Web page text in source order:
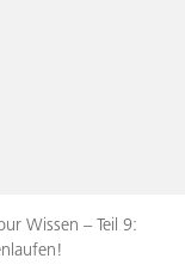
Wissen – Teil 9: